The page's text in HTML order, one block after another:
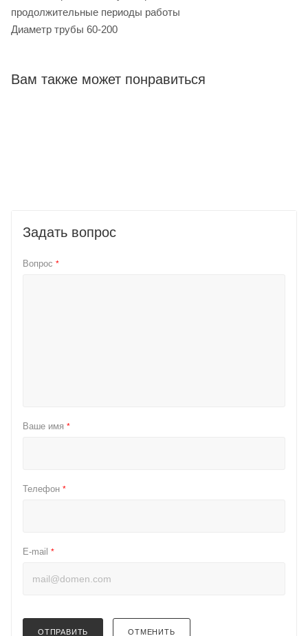
продолжительные периоды работы
Диаметр трубы 60-200
Вам также может понравиться
Задать вопрос
Вопрос *
Ваше имя *
Телефон *
E-mail *
ОТПРАВИТЬ ОТМЕНИТЬ